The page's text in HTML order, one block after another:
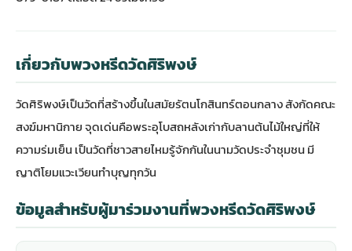
เกี่ยวกับพวงหรีดวัดศิริพงษ์
วัดศิริพงษ์เป็นวัดที่สร้างขึ้นในสมัยรัตนโกสินทร์ตอนกลาง สังกัดคณะ
สงฆ์มหานิกาย จุดเด่นคือพระอุโบสถหลังเก่ากับลานต้นไม้ใหญ่ที่ให้
ความร่มเย็น เป็นวัดที่ชาวสายไหมรู้จักกันในนามวัดประจำชุมชน มี
ญาติโยมแวะเวียนทำบุญทุกวัน
ข้อมูลสำหรับผู้มาร่วมงานที่พวงหรีดวัดศิริพงษ์